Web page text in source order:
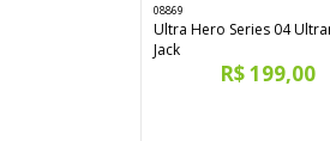
08869
Ultra Hero Series 04
Jack
R$ 199,00